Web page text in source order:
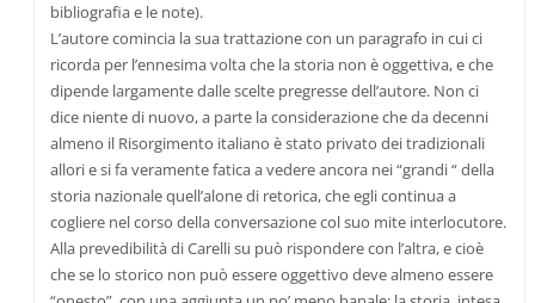
bibliografia e le note).
L’autore comincia la sua trattazione con un paragrafo in cui ci
ricorda per l’ennesima volta che la storia non è oggettiva, e che
dipende largamente dalle scelte pregresse dell’autore. Non ci
dice niente di nuovo, a parte la considerazione che da decenni
almeno il Risorgimento italiano è stato privato dei tradizionali
allori e si fa veramente fatica a vedere ancora nei “grandi “ della
storia nazionale quell’alone di retorica, che egli continua a
cogliere nel corso della conversazione col suo mite interlocutore.
Alla prevedibilità di Carelli su può rispondere con l’altra, e cioè
che se lo storico non può essere oggettivo deve almeno essere